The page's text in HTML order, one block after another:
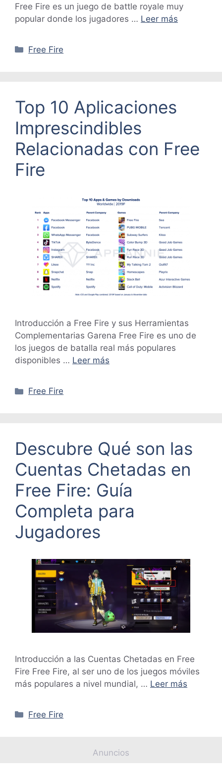
Free Fire es un juego de battle royale muy
popular donde los jugadores … Leer más
Categorías
Free Fire
Top 10 Aplicaciones
Imprescindibles
Relacionadas con Free
Fire
Introducción a Free Fire y sus Herramientas
Complementarias Garena Free Fire es uno de
los juegos de batalla real más populares
disponibles … Leer más
Categorías
Free Fire
Descubre Qué son las
Cuentas Chetadas en
Free Fire: Guía
Completa para
Jugadores
Introducción a las Cuentas Chetadas en Free
Fire Free Fire, al ser uno de los juegos móviles
más populares a nivel mundial, … Leer más
Categorías
Free Fire
Anuncios